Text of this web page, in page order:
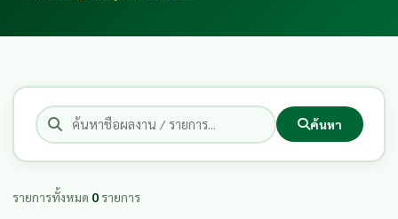
ค้นหา
รายการทั้งหมด 0 รายการ